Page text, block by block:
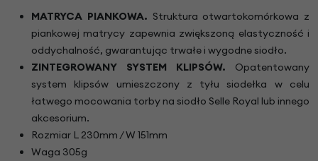
MATRYCA PIANKOWA. Struktura otwartokomórkowa z
piankowej matrycy zapewnia zwiększoną elastyczność i
oddychalność, gwarantując trwałe i wygodne siodło.
ZINTEGROWANY SYSTEM KLIPSÓW. Opatentowany
system klipsów umieszczony z tyłu siodełka w celu
łatwego mocowania torby na siodło Selle Royal lub innego
akcesorium.
Rozmiar L 230mm / W 151mm
Waga 305g